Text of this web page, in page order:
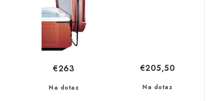
Na dotaz
€263
Na dotaz
€205,50